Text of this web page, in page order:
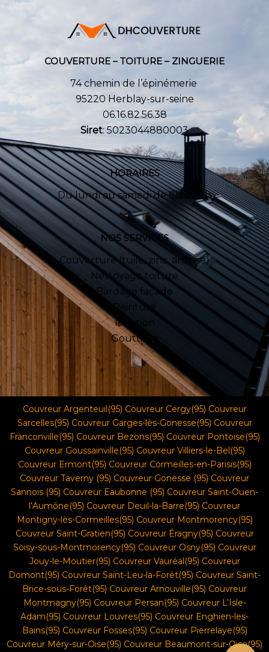
COUVERTURE – TOITURE – ZINGUERIE
74 chemin de l’épinémerie
95220 Herblay-sur-seine
06.16.82.56.38
Siret: 5023044880003
HORAIRES
Du lundi au samedi de 8h à 20h
NOS SERVICES
Couverture (tuile, zinc, ardoise)
Nettoyage toiture
Bardage façade
Peinture
Isolation
Gouttière
Couvreur Argenteuil(95) Couvreur Cergy(95) Couvreur
Sarcelles(95) Couvreur Garges-lès-Gonesse(95) Couvreur
Franconville(95) Couvreur Bezons(95) Couvreur Pontoise(95)
Couvreur Goussainville(95) Couvreur Villiers-le-Bel(95)
Couvreur Ermont(95) Couvreur Cormeilles-en-Parisis(95)
Couvreur Taverny (95) Couvreur Gonesse (95) Couvreur
Sannois (95) Couvreur Eaubonne (95) Couvreur Saint-Ouen-
l’Aumône(95) Couvreur Deuil-la-Barre(95) Couvreur
Montigny-lès-Cormeilles(95) Couvreur Montmorency(95)
Couvreur Saint-Gratien(95) Couvreur Éragny(95) Couvreur
Soisy-sous-Montmorency(95) Couvreur Osny(95) Couvreur
Jouy-le-Moutier(95) Couvreur Vauréal(95) Couvreur
Domont(95) Couvreur Saint-Leu-la-Forêt(95) Couvreur Saint-
Brice-sous-Forêt(95) Couvreur Arnouville(95) Couvreur
Montmagny(95) Couvreur Persan(95) Couvreur L’Isle-
Adam(95) Couvreur Louvres(95) Couvreur Enghien-les-
Bains(95) Couvreur Fosses(95) Couvreur Pierrelaye(95)
Couvreur Méry-sur-Oise(95) Couvreur Beaumont-sur-Oise(95)